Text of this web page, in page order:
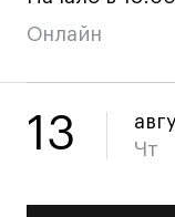
Дни открытых
Дни открытых
Онлайн
13
Чт